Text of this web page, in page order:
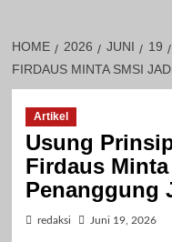
HOME 2026 JUNI 19
FIRDAUS MINTA SMSI
Artikel
Usung
Firdaus
Penanggung
redaksi Juni 19, 2026